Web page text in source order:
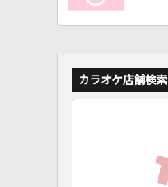
カラオケ店舗検索